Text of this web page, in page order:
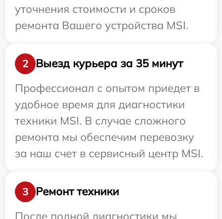
уточнения стоимости и сроков
ремонта Вашего устройства MSI.
2
Выезд курьера за 35 минут
Профессионал с опытом приедет в
удобное время для диагностики
техники MSI. В случае сложного
ремонта мы обеспечим перевозку
за наш счет в сервисный центр MSI.
3
Ремонт техники
После полной диагностики мы